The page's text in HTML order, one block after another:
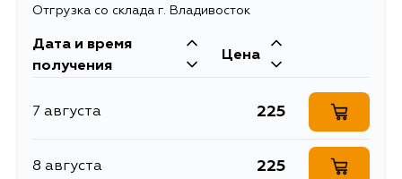
Отгрузка со склада г. Владивосток
Дата и время
получения
Цена
7 августа 225
8 августа 225